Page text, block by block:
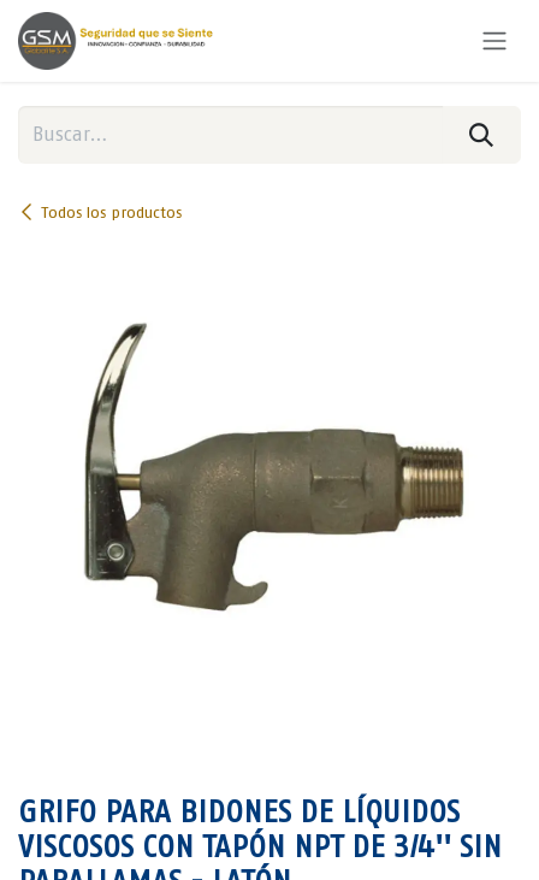
Ir al contenido
Todos los productos
GRIFO PARA BIDONES DE LÍQUIDOS
VISCOSOS CON TAPÓN NPT DE 3/4'' SIN